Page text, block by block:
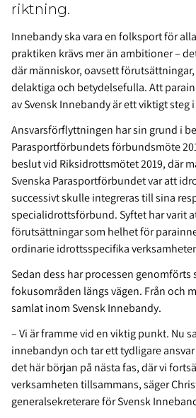
riktning.
Innebandy ska vara en folksport för
praktiken krävs mer än ambitioner –
där människor, oavsett
delaktiga och betydelsefulla. Att
av Svensk Innebandy är ett viktigt steg
Ansvarsförflyttningen har sin grund i
Parasportförbundets förbundsmöte
beslut vid Riksidrottsmötet 2019, där
Svenska Parasportförbundet var att
successivt skulle integreras till sina
specialidrottsförbund. Syftet har varit
förutsättningar som helhet för
ordinarie idrottsspecifika
Sedan dess har processen genomförts
fokusområden längs vägen. Från och
samlat inom Svensk Innebandy.
– Vi är framme vid en viktig punkt. Nu
innebandyn och tar ett tydligare
det här början på nästa fas, där vi
verksamheten tillsammans, säger
generalsekreterare för Svensk